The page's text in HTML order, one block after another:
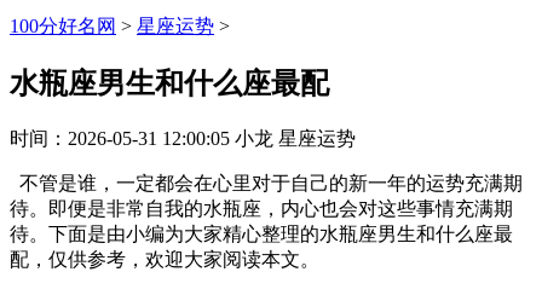
100分好名网 > 星座运势 >
水瓶座男生和什么座最配
时间： 2026-05-31 12:00:05 小龙 星座运势
不管是谁，一定都会在心里对于自己的新一年的运势充满期
待。即便是非常自我的水瓶座，内心也会对这些事情充满期
待。下面是由小编为大家精心整理的水瓶座男生和什么座最
配，仅供参考，欢迎大家阅读本文。